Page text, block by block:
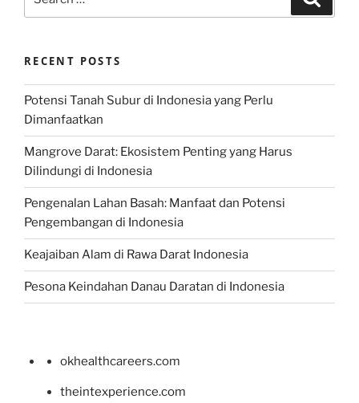
for:
RECENT POSTS
Potensi Tanah Subur di Indonesia yang Perlu
Dimanfaatkan
Mangrove Darat: Ekosistem Penting yang Harus
Dilindungi di Indonesia
Pengenalan Lahan Basah: Manfaat dan Potensi
Pengembangan di Indonesia
Keajaiban Alam di Rawa Darat Indonesia
Pesona Keindahan Danau Daratan di Indonesia
okhealthcareers.com
theintexperience.com